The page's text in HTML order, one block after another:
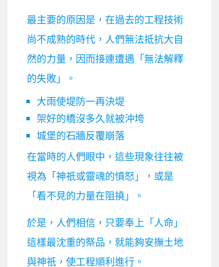
最主要的原因是，在過去的工程技術
尚不成熟的時代，人們無法抵抗大自
然的力量，因而接連遭遇「無法解釋
的失敗」。
大雨使堤防一再決堤
架好的橋沒多久就被沖垮
城堡的石牆反覆崩落
在當時的人們眼中，這些現象往往被
視為「神祇或靈魂的憤怒」，或是
「看不見的力量在阻撓」。
於是，人們相信，只要奉上「人命」
這樣最沈重的祭品，就能夠安撫土地
與神祇，使工程順利進行。